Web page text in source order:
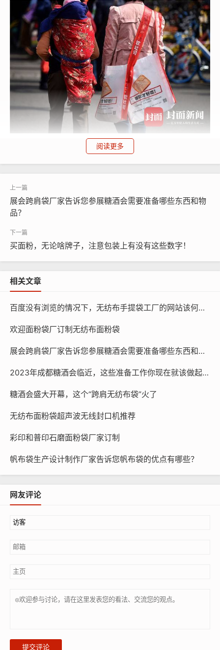
我厂专业生产无纺布袋多年，尤其擅长制作这种展会专用跨肩
我厂专业生产无纺布袋多年，尤其擅长制作这种展会专用跨肩
免费邮寄样品。
式无纺布袋，联系电话/微信：15838231350，欢迎来电咨询，可
编织袋包。它们外形设计虽没有那么耀眼夺目，用料也不及真皮材
潮流的同时这些包的价格也是贵得令人咋舌，售价超过2万元。
型朴素大方，轻便耐背的大挎包真的开始流行了，关键还全免费。
阅读更多
展会跨肩袋厂家告诉您参展糖酒会需要准备哪些东西和物
品？
买面粉，无论啥牌子，注意包装上有没有这些数字！
相关文章
百度没有浏览的情况下，无纺布手提袋工厂的网站该何去何从？
欢迎面粉袋厂订制无纺布面粉袋
展会跨肩袋厂家告诉您参展糖酒会需要准备哪些东西和物品？
2023年成都糖酒会临近，这些准备工作你现在就该做起来了 宣传跨肩袋准备好了吗？
糖酒会盛大开幕，这个“跨肩无纺布袋”火了
无纺布面粉袋超声波无线封口机推荐
彩印和普印石磨面粉袋厂家订制
帆布袋生产设计制作厂家告诉您帆布袋的优点有哪些？
网友评论
提交评论